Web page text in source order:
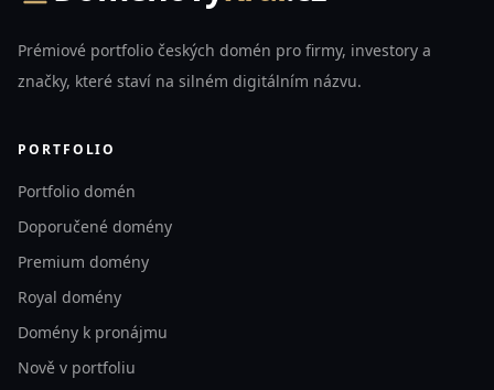
Prémiové portfolio českých domén pro firmy, investory a
značky, které staví na silném digitálním názvu.
PORTFOLIO
Portfolio domén
Doporučené domény
Premium domény
Royal domény
Domény k pronájmu
Nově v portfoliu